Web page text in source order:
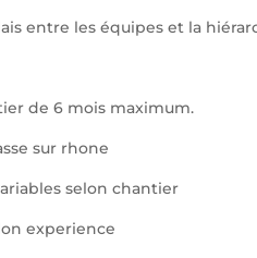
entre les équipes et la
de 6 mois maximum.
sur rhone
selon chantier
experience